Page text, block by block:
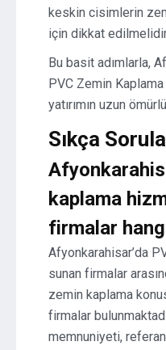
keskin cisimlerin
için dikkat
Bu basit adımlarla,
PVC Zemin
yatırımın uzun
Sıkça
kaplama
firmalar
Afyonkarahisar’da
sunan firmalar
zemin kaplama
firmalar
memnuniyeti,